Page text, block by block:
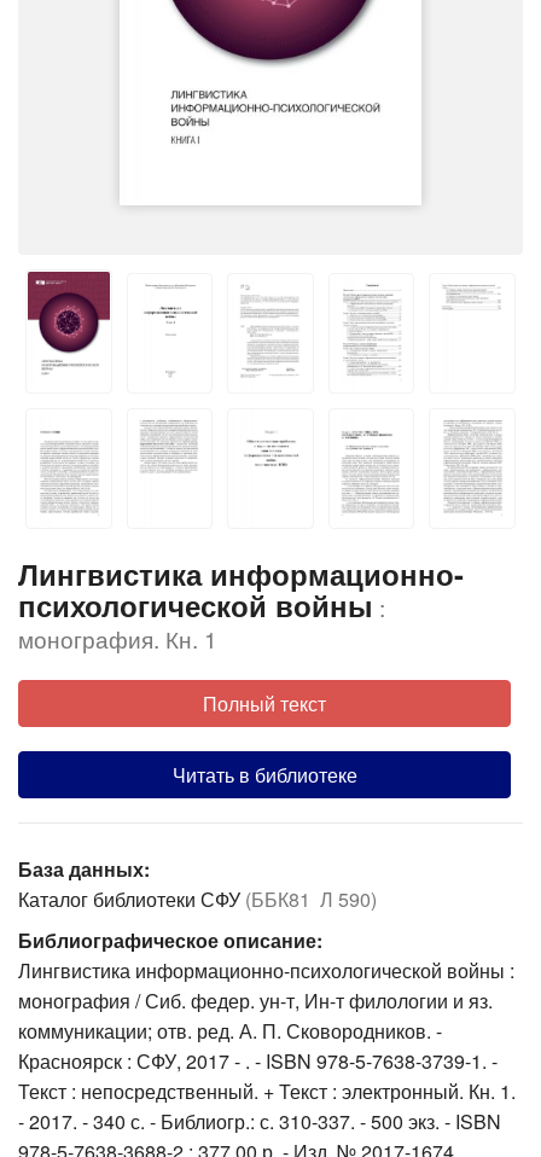
Лингвистика информационно-
психологической войны :
монография. Кн. 1
Полный текст
Читать в библиотеке
База данных:
Каталог библиотеки СФУ (ББК81 Л 590)
Библиографическое описание:
Лингвистика информационно-психологической войны :
монография / Сиб. федер. ун-т, Ин-т филологии и яз.
коммуникации; отв. ред. А. П. Сковородников. -
Красноярск : СФУ, 2017 - . - ISBN 978-5-7638-3739-1. -
Текст : непосредственный. + Текст : электронный. Кн. 1.
- 2017. - 340 с. - Библиогр.: с. 310-337. - 500 экз. - ISBN